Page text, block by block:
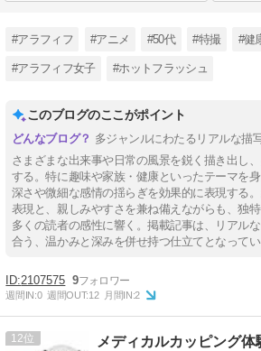
#アラフィフ #アニメ #50代 #特撮 #健
#アラフィフ女子 #ホットフラッシュ
このブログのここがポイント
多ジャンルにわたるリアルな描
さまざまな出来事や日常の風景を鋭く描き出し
する。特に趣味や家族・健康といったテーマを
深さや微細な感情の揺らぎを効果的に表現する
表現と、親しみやすさを兼ね備えながらも、独
多くの読者の感性に響く。掲載記事は、リアル
合う、温かみと深みを併せ持つ仕立てとなってい
2107575 9
週間IN:0 週間OUT:12 月間IN:2
12 メディカルカッピング体